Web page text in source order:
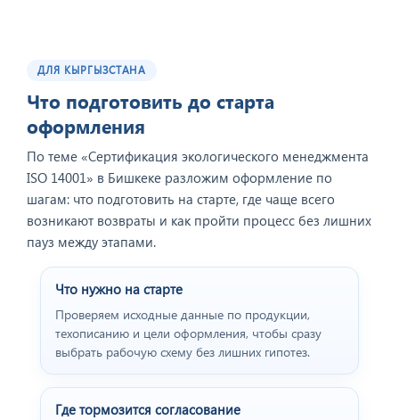
ДЛЯ КЫРГЫЗСТАНА
Что подготовить до старта
оформления
По теме «Сертификация экологического менеджмента
ISO 14001» в Бишкеке разложим оформление по
шагам: что подготовить на старте, где чаще всего
возникают возвраты и как пройти процесс без лишних
пауз между этапами.
Что нужно на старте
Проверяем исходные данные по продукции,
техописанию и цели оформления, чтобы сразу
выбрать рабочую схему без лишних гипотез.
Где тормозится согласование